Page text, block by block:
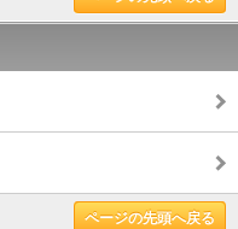
ページの先頭へ戻る